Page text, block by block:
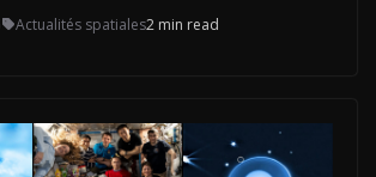
Actualités spatiales2 min read